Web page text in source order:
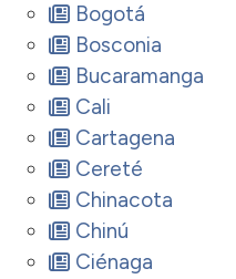
Bogotá
Bosconia
Bucaramanga
Cali
Cartagena
Cereté
Chinacota
Chinú
Ciénaga